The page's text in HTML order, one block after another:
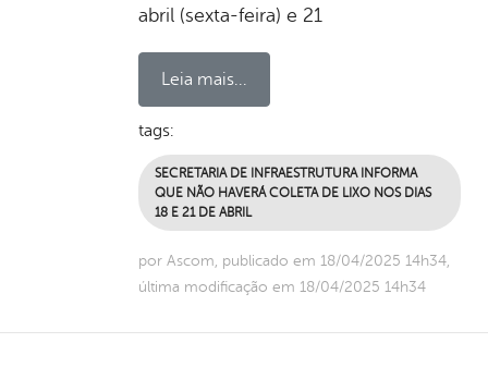
abril (sexta-feira) e 21
Leia mais...
tags:
SECRETARIA DE INFRAESTRUTURA INFORMA
QUE NÃO HAVERÁ COLETA DE LIXO NOS DIAS
18 E 21 DE ABRIL
por Ascom, publicado em 18/04/2025 14h34,
última modificação em 18/04/2025 14h34